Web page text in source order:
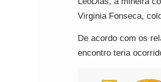
Virginia Fonseca,
De acordo com os
encontro teria